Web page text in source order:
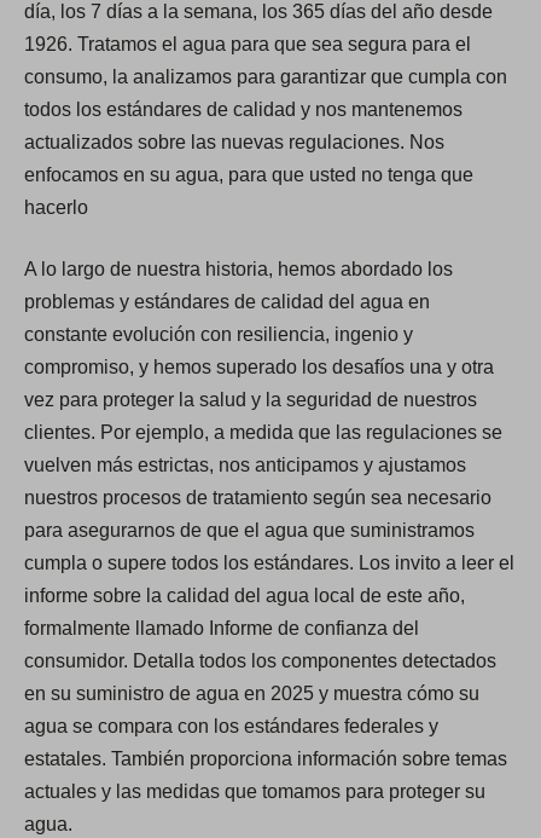
día, los 7 días a la semana, los 365 días del año desde
1926. Tratamos el agua para que sea segura para el
consumo, la analizamos para garantizar que cumpla con
todos los estándares de calidad y nos mantenemos
actualizados sobre las nuevas regulaciones. Nos
enfocamos en su agua, para que usted no tenga que
hacerlo
A lo largo de nuestra historia, hemos abordado los
problemas y estándares de calidad del agua en
constante evolución con resiliencia, ingenio y
compromiso, y hemos superado los desafíos una y otra
vez para proteger la salud y la seguridad de nuestros
clientes. Por ejemplo, a medida que las regulaciones se
vuelven más estrictas, nos anticipamos y ajustamos
nuestros procesos de tratamiento según sea necesario
para asegurarnos de que el agua que suministramos
cumpla o supere todos los estándares. Los invito a leer el
informe sobre la calidad del agua local de este año,
formalmente llamado Informe de confianza del
consumidor. Detalla todos los componentes detectados
en su suministro de agua en 2025 y muestra cómo su
agua se compara con los estándares federales y
estatales. También proporciona información sobre temas
actuales y las medidas que tomamos para proteger su
agua.